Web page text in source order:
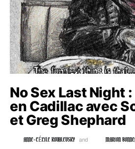
No Sex Last Night
en Cadillac avec
et Greg Shephard
ANNE-CÉCILE KOVALEVSKY and MARION